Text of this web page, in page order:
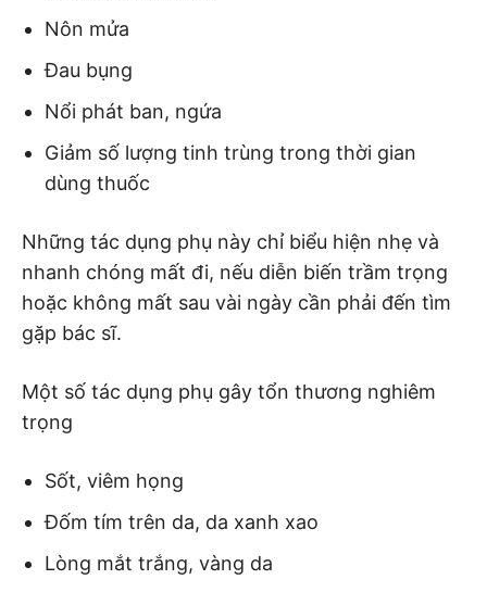
Nôn mửa
Đau bụng
Nổi phát ban, ngứa
Giảm số lượng tinh trùng trong thời gian
dùng thuốc
Những tác dụng phụ này chỉ biểu hiện nhẹ và
nhanh chóng mất đi, nếu diễn biến trầm trọng
hoặc không mất sau vài ngày cần phải đến tìm
gặp bác sĩ.
Một số tác dụng phụ gây tổn thương nghiêm
trọng
Sốt, viêm họng
Đốm tím trên da, da xanh xao
Lòng mắt trắng, vàng da